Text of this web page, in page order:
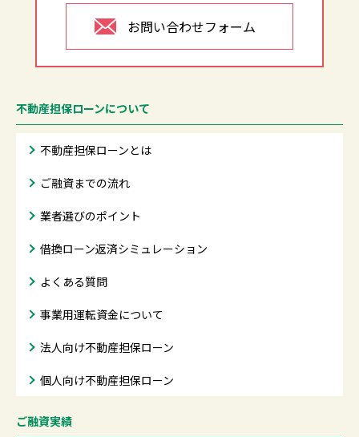
お問い合わせフォーム
不動産担保ローンについて
不動産担保ローンとは
ご融資までの流れ
業者選びのポイント
借換ローン返済シミュレーション
よくある質問
事業用運転資金について
法人向け不動産担保ローン
個人向け不動産担保ローン
ご融資実績